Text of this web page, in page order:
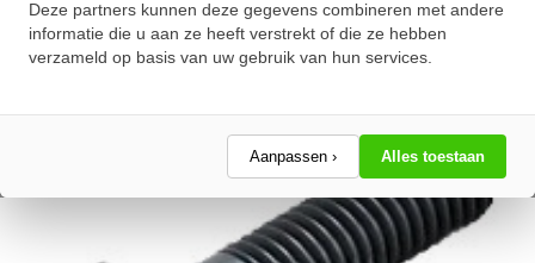
Deze partners kunnen deze gegevens combineren met andere
informatie die u aan ze heeft verstrekt of die ze hebben
verzameld op basis van uw gebruik van hun services.
Aanpassen › Alles toestaan
Schrijf een review!